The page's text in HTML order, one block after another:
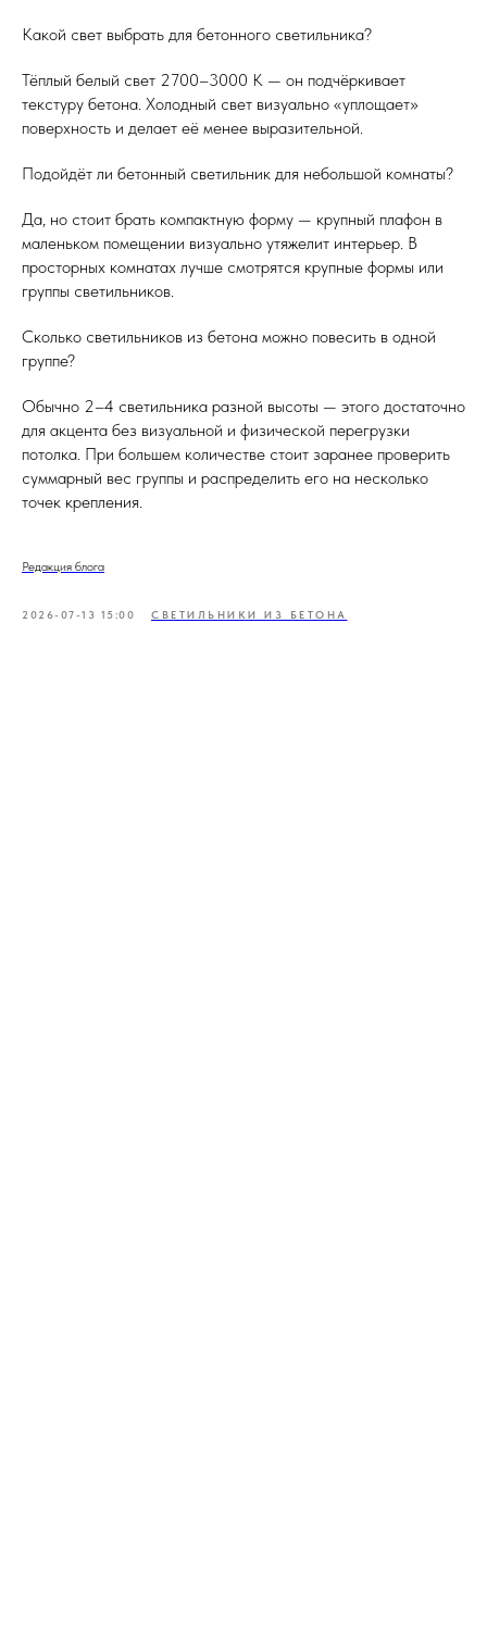
Какой свет выбрать для бетонного светильника?
Тёплый белый свет 2700–3000 К — он подчёркивает
текстуру бетона. Холодный свет визуально «уплощает»
поверхность и делает её менее выразительной.
Подойдёт ли бетонный светильник для небольшой комнаты?
Да, но стоит брать компактную форму — крупный плафон в
маленьком помещении визуально утяжелит интерьер. В
просторных комнатах лучше смотрятся крупные формы или
группы светильников.
Сколько светильников из бетона можно повесить в одной
группе?
Обычно 2–4 светильника разной высоты — этого достаточно
для акцента без визуальной и физической перегрузки
потолка. При большем количестве стоит заранее проверить
суммарный вес группы и распределить его на несколько
точек крепления.
Редакция блога
2026-07-13 15:00 СВЕТИЛЬНИКИ ИЗ БЕТОНА